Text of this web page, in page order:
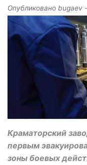
Опубликовано bugaev -
Краматорский
первым
зоны боевых